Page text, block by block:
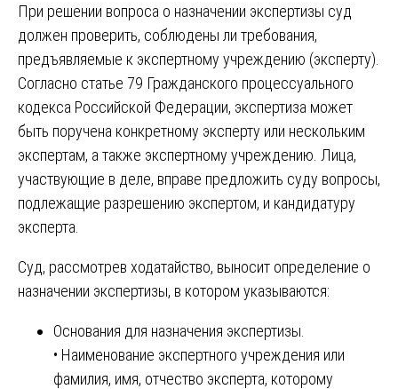
При решении вопроса о назначении экспертизы суд
должен проверить, соблюдены ли требования,
предъявляемые к экспертному учреждению (эксперту).
Согласно статье 79 Гражданского процессуального
кодекса Российской Федерации, экспертиза может
быть поручена конкретному эксперту или нескольким
экспертам, а также экспертному учреждению. Лица,
участвующие в деле, вправе предложить суду вопросы,
подлежащие разрешению экспертом, и кандидатуру
эксперта.
Суд, рассмотрев ходатайство, выносит определение о
назначении экспертизы, в котором указываются:
Основания для назначения экспертизы.
• Наименование экспертного учреждения или
фамилия, имя, отчество эксперта, которому